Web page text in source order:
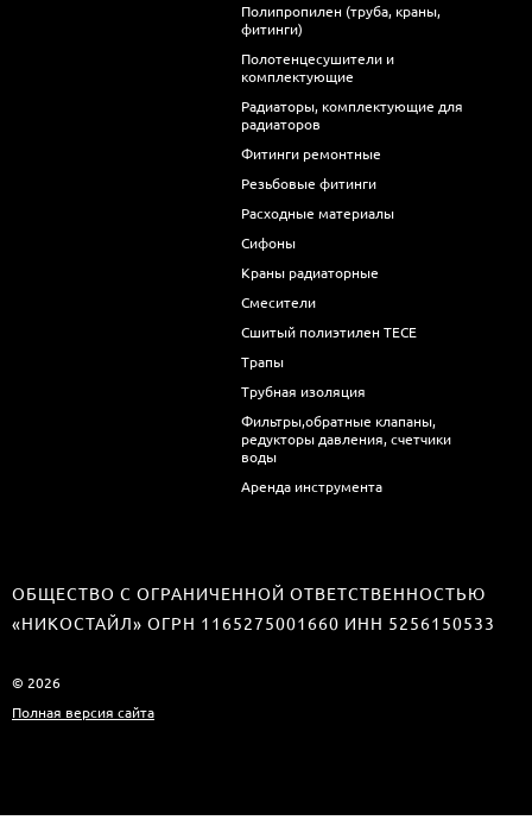
Полипропилен (труба, краны,
фитинги)
Полотенцесушители и
комплектующие
Радиаторы, комплектующие для
радиаторов
Фитинги ремонтные
Резьбовые фитинги
Расходные материалы
Сифоны
Краны радиаторные
Смесители
Сшитый полиэтилен ТECE
Трапы
Трубная изоляция
Фильтры,обратные клапаны,
редукторы давления, счетчики
воды
Аренда инструмента
ОБЩЕСТВО С ОГРАНИЧЕННОЙ ОТВЕТСТВЕННОСТЬЮ
«НИКОСТАЙЛ» ОГРН 1165275001660 ИНН 5256150533
© 2026
Полная версия сайта